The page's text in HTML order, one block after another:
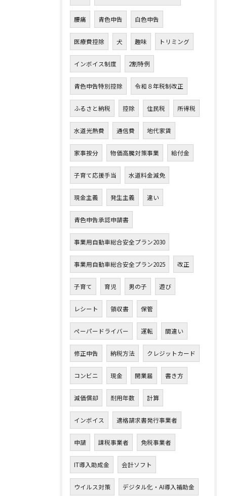
腰痛 青色申告 白色申告
医療費控除 犬 趣味 トリミング
インボイス制度 2割特例
青色申告特別控除 令和８年税制改正
ふるさと納税 控除 住民税 所得税
水道光熱費 通信費 地代家賃
家事按分 物価高騰対策事業 給付金
子育て応援手当 水道料金減免
現金主義 発生主義 違い
青色申告承認申請書
事業用自動車総合安全プラン2030
事業用自動車総合安全プラン2025 改正
子育て 育児 男の子 遊び
レシート 領収書 保管
ペーパードライバー 運転 間違い
修正申告 納税方法 クレジットカード
コンビニ 現金 開業届 書き方
減価償却 耐用年数 計算
インボイス 適格請求書発行事業者
申請 課税事業者 免税事業者
IT導入助成金 会計ソフト
ウイルス対策 デジタル化・AI導入補助金